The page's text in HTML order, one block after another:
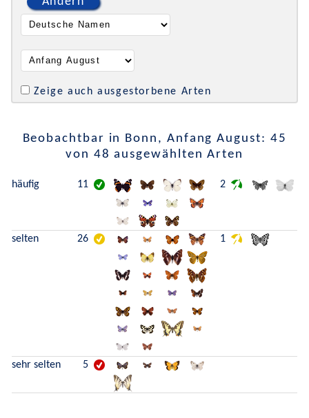
Zeige auch ausgestorbene Arten
Beobachtbar in Bonn, Anfang August: 45
von 48 ausgewählten Arten
häufig 11 2
selten 26 1
sehr selten 5